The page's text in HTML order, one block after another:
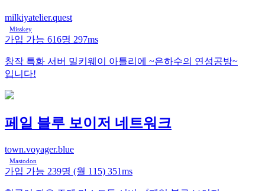
milkiyatelier.quest
Misskey
가입 가능 616명 297ms
창작 특화 서버 밀키웨이 아틀리에 ~은하수의 연성공방~
입니다!
페일 블루 보이저 네트워크
town.voyager.blue
Mastodon
가입 가능 239명 (월 115) 351ms